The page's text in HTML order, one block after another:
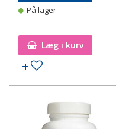
På lager
Læg i kurv
Tilføj til ønskeseddel